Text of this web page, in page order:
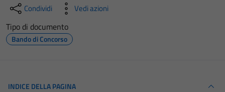
Condividi Vedi azioni
Tipo di documento
Bando di Concorso
INDICE DELLA PAGINA